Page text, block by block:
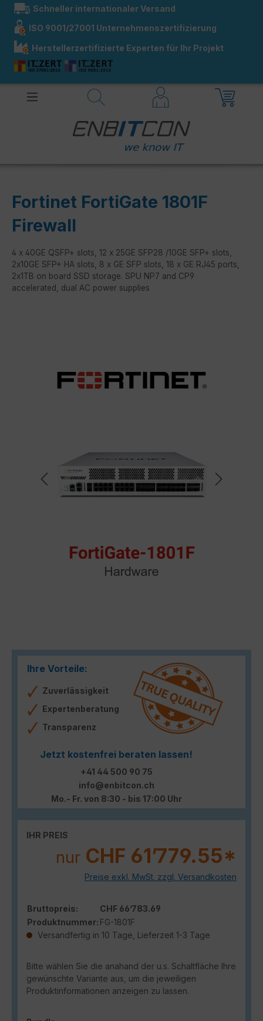
springen
Schneller internationaler Versand
ISO 9001/27001 Unternehmenszertifizierung
Herstellerzertifizierte Experten für Ihr Projekt
Fortinet FortiGate 1801F
Firewall
4 x 40GE QSFP+ slots, 12 x 25GE SFP28 /10GE SFP+ slots,
2x10GE SFP+ HA slots, 8 x GE SFP slots, 18 x GE RJ45 ports,
2x1TB on board SSD storage. SPU NP7 and CP9
accelerated, dual AC power supplies
Ihre Vorteile:
Zuverlässigkeit
Expertenberatung
Transparenz
Jetzt kostenfrei beraten lassen!
+41 44 500 90 75
info@enbitcon.ch
Mo.- Fr. von 8:30 - bis 17:00 Uhr
IHR PREIS
nur CHF 61’779.55*
Preise exkl. MwSt. zzgl. Versandkosten
Bruttopreis:
CHF 66’783.69
Produktnummer: FG-1801F
Versandfertig in 10 Tage, Lieferzeit 1-3 Tage
Bitte wählen Sie die anahand der u.s. Schaltfläche Ihre
gewünschte Variante aus, um die jeweiligen
Produktinformationen anzeigen zu lassen.